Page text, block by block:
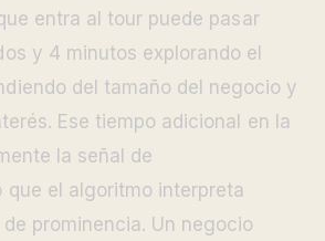
entra al tour puede pasar
y 4 minutos explorando el
del tamaño del negocio y
Ese tiempo adicional en la
la señal de
que el algoritmo interpreta
prominencia. Un negocio